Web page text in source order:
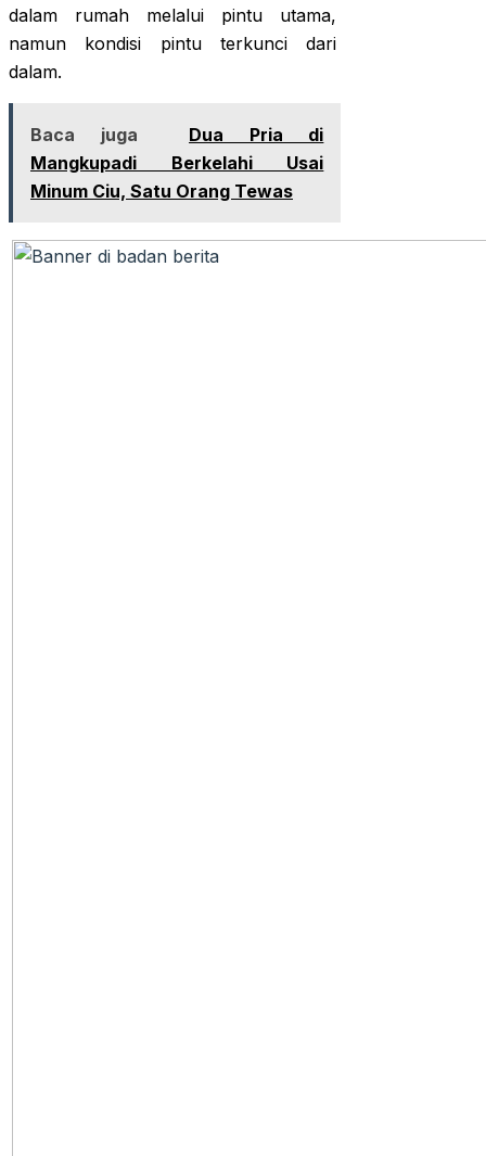
dalam rumah melalui pintu utama,
namun kondisi pintu terkunci dari
dalam.
Baca juga
Dua Pria di
Mangkupadi Berkelahi Usai
Minum Ciu, Satu Orang Tewas